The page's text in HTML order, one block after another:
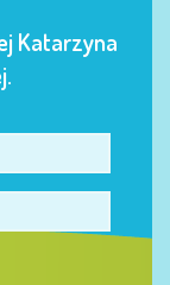
Katarzyna